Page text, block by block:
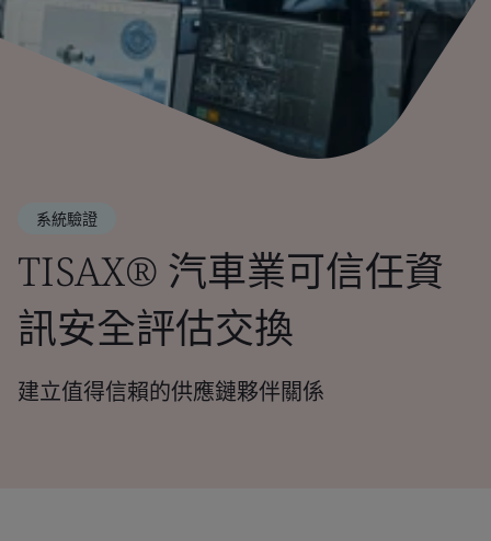
系統驗證
TISAX® 汽車業可信任資
訊安全評估交換
建立值得信賴的供應鏈夥伴關係